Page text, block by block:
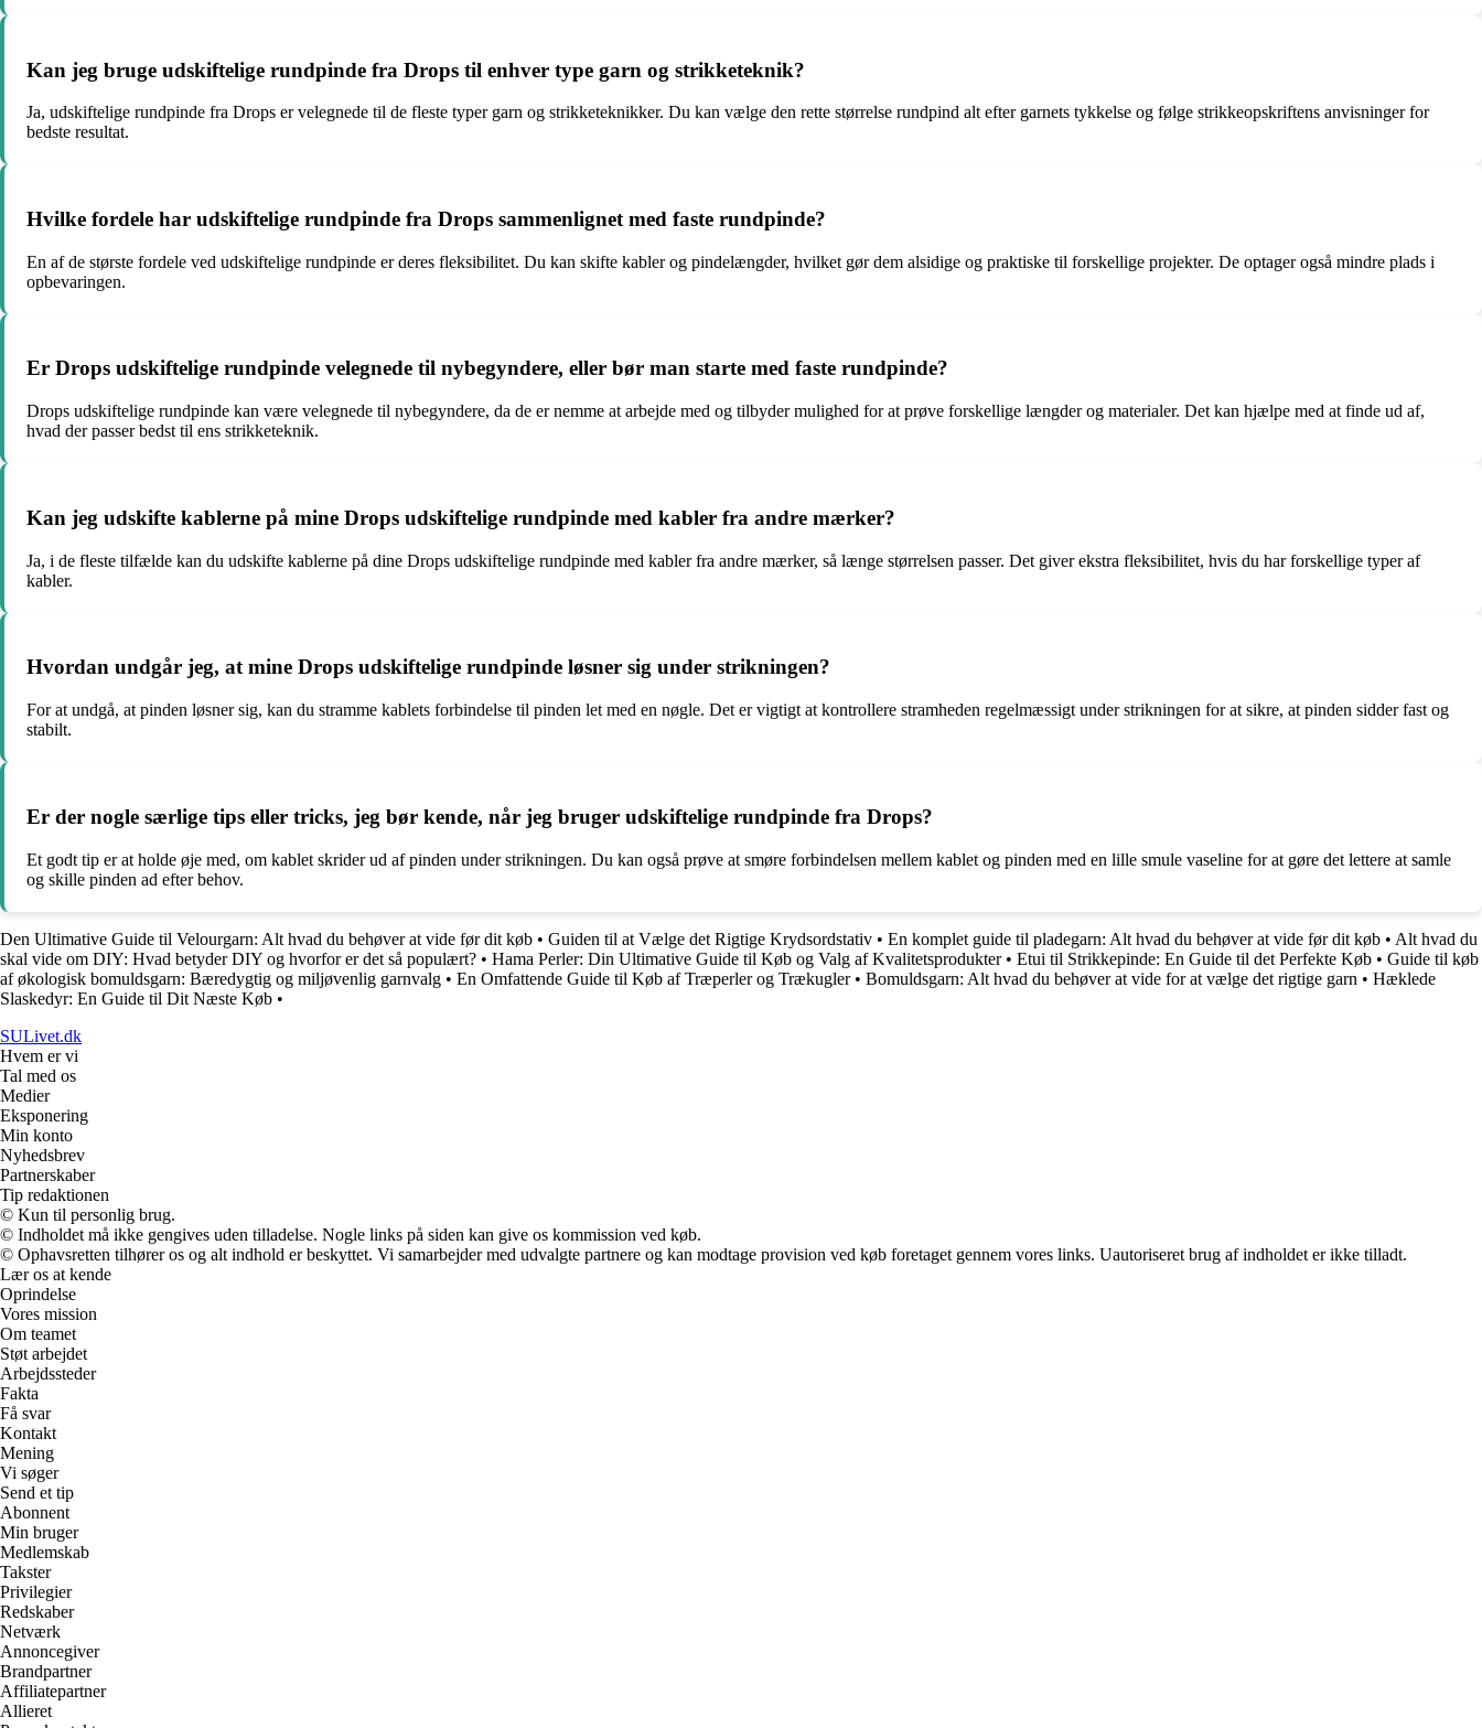
Kan jeg bruge udskiftelige rundpinde fra Drops til enhver type garn og strikketeknik?
Ja, udskiftelige rundpinde fra Drops er velegnede til de fleste typer garn og strikketeknikker. Du kan vælge den rette størrelse rundpind alt efter garnets tykkelse og følge strikkeopskriftens anvisninger for
bedste resultat.
Hvilke fordele har udskiftelige rundpinde fra Drops sammenlignet med faste rundpinde?
En af de største fordele ved udskiftelige rundpinde er deres fleksibilitet. Du kan skifte kabler og pindelængder, hvilket gør dem alsidige og praktiske til forskellige projekter. De optager også mindre plads i
opbevaringen.
Er Drops udskiftelige rundpinde velegnede til nybegyndere, eller bør man starte med faste rundpinde?
Drops udskiftelige rundpinde kan være velegnede til nybegyndere, da de er nemme at arbejde med og tilbyder mulighed for at prøve forskellige længder og materialer. Det kan hjælpe med at finde ud af,
hvad der passer bedst til ens strikketeknik.
Kan jeg udskifte kablerne på mine Drops udskiftelige rundpinde med kabler fra andre mærker?
Ja, i de fleste tilfælde kan du udskifte kablerne på dine Drops udskiftelige rundpinde med kabler fra andre mærker, så længe størrelsen passer. Det giver ekstra fleksibilitet, hvis du har forskellige typer af
kabler.
Hvordan undgår jeg, at mine Drops udskiftelige rundpinde løsner sig under strikningen?
For at undgå, at pinden løsner sig, kan du stramme kablets forbindelse til pinden let med en nøgle. Det er vigtigt at kontrollere stramheden regelmæssigt under strikningen for at sikre, at pinden sidder fast og
stabilt.
Er der nogle særlige tips eller tricks, jeg bør kende, når jeg bruger udskiftelige rundpinde fra Drops?
Et godt tip er at holde øje med, om kablet skrider ud af pinden under strikningen. Du kan også prøve at smøre forbindelsen mellem kablet og pinden med en lille smule vaseline for at gøre det lettere at samle
og skille pinden ad efter behov.
Den Ultimative Guide til Velourgarn: Alt hvad du behøver at vide før dit køb • Guiden til at Vælge det Rigtige Krydsordstativ • En komplet guide til pladegarn: Alt hvad du behøver at vide før dit køb • Alt hvad du
skal vide om DIY: Hvad betyder DIY og hvorfor er det så populært? • Hama Perler: Din Ultimative Guide til Køb og Valg af Kvalitetsprodukter• Etui til Strikkepinde: En Guide til det Perfekte Køb • Guide til køb
af økologisk bomuldsgarn: Bæredygtig og miljøvenlig garnvalg • En Omfattende Guide til Køb af Træperler og Trækugler• Bomuldsgarn: Alt hvad du behøver at vide for at vælge det rigtige garn • Hæklede
Slaskedyr: En Guide til Dit Næste Køb •
SULivet.dk
Hvem er vi
Tal med os
Medier
Eksponering
Min konto
Nyhedsbrev
Partnerskaber
Tip redaktionen
© Kun til personlig brug.
© Indholdet må ikke gengives uden tilladelse. Nogle links på siden kan give os kommission ved køb.
© Ophavsretten tilhører os og alt indhold er beskyttet. Vi samarbejder med udvalgte partnere og kan modtage provision ved køb foretaget gennem vores links. Uautoriseret brug af indholdet er ikke tilladt.
Lær os at kende
Oprindelse
Vores mission
Om teamet
Støt arbejdet
Arbejdssteder
Fakta
Få svar
Kontakt
Mening
Vi søger
Send et tip
Abonnent
Min bruger
Medlemskab
Takster
Privilegier
Redskaber
Netværk
Annoncegiver
Brandpartner
Affiliatepartner
Allieret